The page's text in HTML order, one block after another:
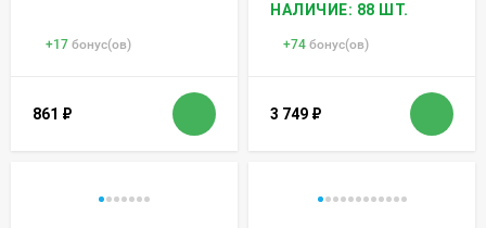
+17 бонус(ов)
861 ₽
НАЛИЧИЕ: 88 ШТ.
+74 бонус(ов)
3 749 ₽